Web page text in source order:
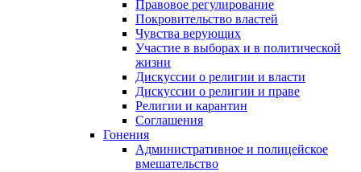
Правовое регулирование
Покровительство властей
Чувства верующих
Участие в выборах и в политической
жизни
Дискуссии о религии и власти
Дискуссии о религии и праве
Религии и карантин
Соглашения
Гонения
Административное и полицейское
вмешательство